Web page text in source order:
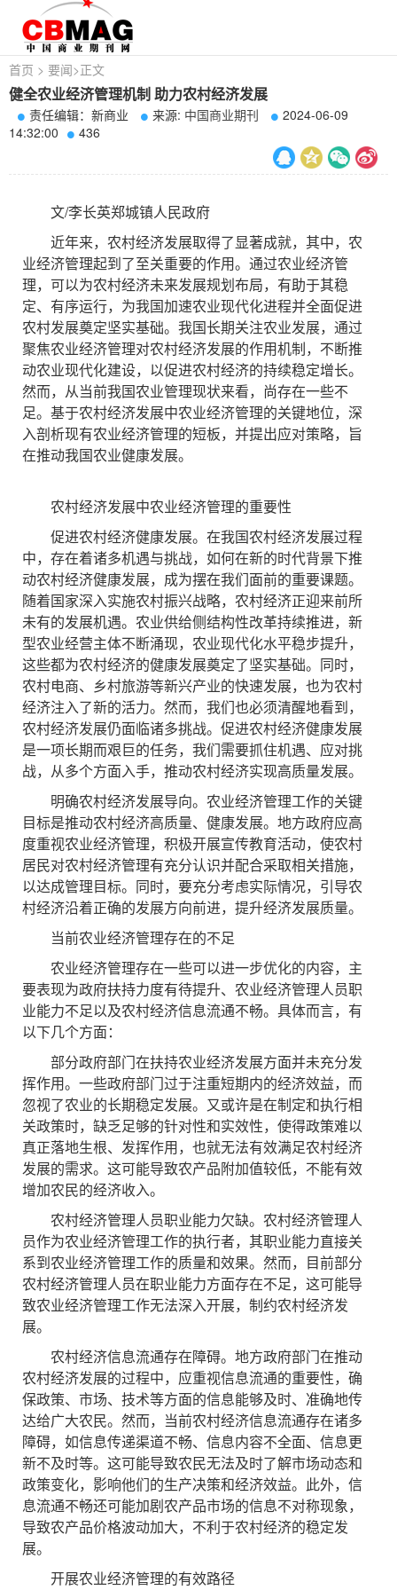
首页 > 要闻>正文
健全农业经济管理机制 助力农村经济发展
责任编辑：新商业 来源: 中国商业期刊
2024-06-09
14:32:00
436
文/李长英郑城镇人民政府
近年来，农村经济发展取得了显著成就，其中，农
业经济管理起到了至关重要的作用。通过农业经济管
理，可以为农村经济未来发展规划布局，有助于其稳
定、有序运行，为我国加速农业现代化进程并全面促进
农村发展奠定坚实基础。我国长期关注农业发展，通过
聚焦农业经济管理对农村经济发展的作用机制，不断推
动农业现代化建设，以促进农村经济的持续稳定增长。
然而，从当前我国农业管理现状来看，尚存在一些不
足。基于农村经济发展中农业经济管理的关键地位，深
入剖析现有农业经济管理的短板，并提出应对策略，旨
在推动我国农业健康发展。
农村经济发展中农业经济管理的重要性
促进农村经济健康发展。在我国农村经济发展过程
中，存在着诸多机遇与挑战，如何在新的时代背景下推
动农村经济健康发展，成为摆在我们面前的重要课题。
随着国家深入实施农村振兴战略，农村经济正迎来前所
未有的发展机遇。农业供给侧结构性改革持续推进，新
型农业经营主体不断涌现，农业现代化水平稳步提升，
这些都为农村经济的健康发展奠定了坚实基础。同时，
农村电商、乡村旅游等新兴产业的快速发展，也为农村
经济注入了新的活力。然而，我们也必须清醒地看到，
农村经济发展仍面临诸多挑战。促进农村经济健康发展
是一项长期而艰巨的任务，我们需要抓住机遇、应对挑
战，从多个方面入手，推动农村经济实现高质量发展。
明确农村经济发展导向。农业经济管理工作的关键
目标是推动农村经济高质量、健康发展。地方政府应高
度重视农业经济管理，积极开展宣传教育活动，使农村
居民对农村经济管理有充分认识并配合采取相关措施，
以达成管理目标。同时，要充分考虑实际情况，引导农
村经济沿着正确的发展方向前进，提升经济发展质量。
当前农业经济管理存在的不足
农业经济管理存在一些可以进一步优化的内容，主
要表现为政府扶持力度有待提升、农业经济管理人员职
业能力不足以及农村经济信息流通不畅。具体而言，有
以下几个方面：
部分政府部门在扶持农业经济发展方面并未充分发
挥作用。一些政府部门过于注重短期内的经济效益，而
忽视了农业的长期稳定发展。又或许是在制定和执行相
关政策时，缺乏足够的针对性和实效性，使得政策难以
真正落地生根、发挥作用，也就无法有效满足农村经济
发展的需求。这可能导致农产品附加值较低，不能有效
增加农民的经济收入。
农村经济管理人员职业能力欠缺。农村经济管理人
员作为农业经济管理工作的执行者，其职业能力直接关
系到农业经济管理工作的质量和效果。然而，目前部分
农村经济管理人员在职业能力方面存在不足，这可能导
致农业经济管理工作无法深入开展，制约农村经济发
展。
农村经济信息流通存在障碍。地方政府部门在推动
农村经济发展的过程中，应重视信息流通的重要性，确
保政策、市场、技术等方面的信息能够及时、准确地传
达给广大农民。然而，当前农村经济信息流通存在诸多
障碍，如信息传递渠道不畅、信息内容不全面、信息更
新不及时等。这可能导致农民无法及时了解市场动态和
政策变化，影响他们的生产决策和经济效益。此外，信
息流通不畅还可能加剧农产品市场的信息不对称现象，
导致农产品价格波动加大，不利于农村经济的稳定发
展。
开展农业经济管理的有效路径